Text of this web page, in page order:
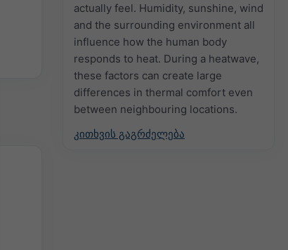
actually feel. Humidity, sunshine, wind
and the surrounding environment all
influence how the human body
responds to heat. During a heatwave,
these factors can create large
differences in thermal comfort even
between neighbouring locations.
კითხვის გაგრძელება